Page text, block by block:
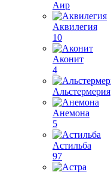
Аир
Аквилегия
10
Аконит
4
Альстермерия
Анемона
5
Астильба
97